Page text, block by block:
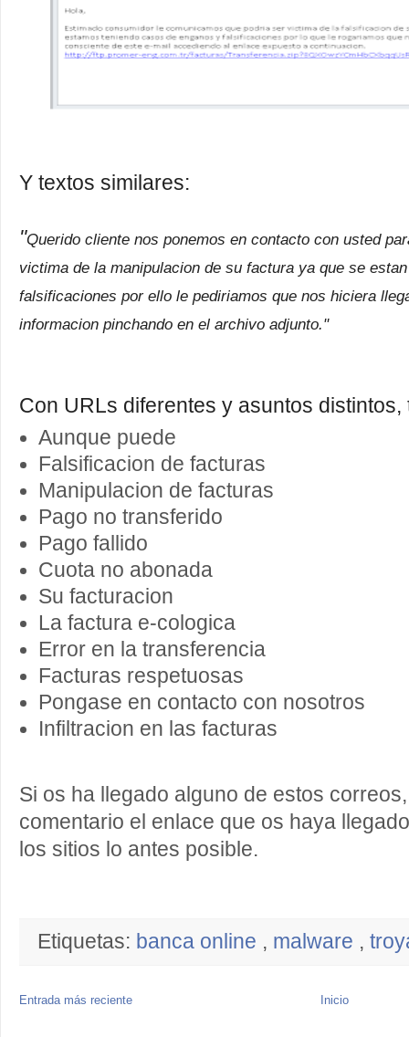
Y textos similares:
"Querido cliente nos ponemos en contacto con usted
victima de la manipulacion de su factura ya que se
falsificaciones por ello le pediriamos que nos hiciera
informacion pinchando en el archivo adjunto."
Con URLs diferentes y asuntos distintos,
Aunque puede
Falsificacion de facturas
Manipulacion de facturas
Pago no transferido
Pago fallido
Cuota no abonada
Su facturacion
La factura e-cologica
Error en la transferencia
Facturas respetuosas
Pongase en contacto con nosotros
Infiltracion en las facturas
Si os ha llegado alguno de estos
comentario el enlace que os haya
los sitios lo antes posible.
Etiquetas: banca online , malware ,
Entrada más reciente Inicio